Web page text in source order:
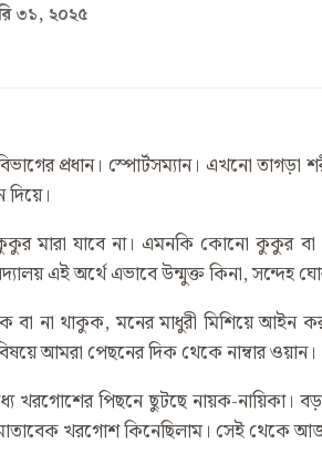
৩১, ২০২৫
প্রধান। স্পোর্টসম্যান। এখনো
দিয়ে।
মারা যাবে না। এমনকি কোনো কুকুর বা
এই অর্থে এভাবে উন্মুক্ত কিনা, সন্দেহ
থাকুক, মনের মাধুরী মিশিয়ে আইন করা
আমরা পেছনের দিক থেকে নাম্বার ওয়ান।
খরগোশের পিছনে ছুটছে নায়ক-
খরগোশ কিনেছিলাম। সেই থেকে আজ